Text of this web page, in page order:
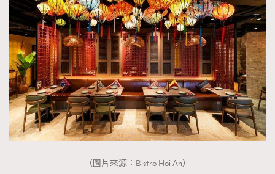
（圖片來源：Bistro Hoi An）